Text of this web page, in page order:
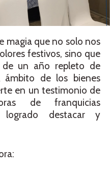
magia que no solo nos
festivos, sino que
un año repleto de
de los bienes
en un testimonio de
de franquicias
logrado destacar y